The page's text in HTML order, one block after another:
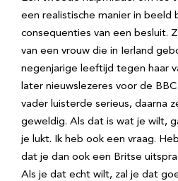
een realistische manier in beeld
consequenties van een besluit.
van een vrouw die in Ierland
negenjarige leeftijd tegen haar
later nieuwslezeres voor de
vader luisterde serieus, daarna
geweldig. Als dat is wat je wilt,
je lukt. Ik heb ook een vraag.
dat je dan ook een Britse
Als je dat echt wilt, zal je dat